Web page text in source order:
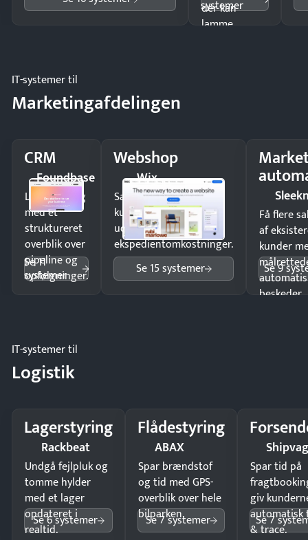
der kan
lamme
systemer
IT-systemer til
Marketingafdelingen
CRM
Foundbase
Luk flere salg
med et
struktureret
overblik over
pipeline og
opfølgninger.
Se 11
systemer
Webshop
Wix
Sælg produkter 24/7 til
kunder i hele landet
uden
ekspedientomkostninger.
Se 15 systemer
Få flere
af
kunder
beskeder.
Se 9
IT-systemer til
Logistik
Lagerstyring
Rackbeat
Undgå fejlpluk og
tomme hylder
med et lager
opdateret i
realtid.
Se 6 systemer
Flådestyring
ABAX
Spar brændstof
og tid med GPS-
overblik over hele
bilparken.
Se 7 systemer
Spar tid på
giv
automatisk
& trace.
Se 7